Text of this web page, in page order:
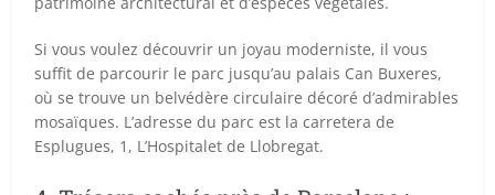
Si vous voulez découvrir un joyau moderniste, il vous
suffit de parcourir le parc jusqu’au palais Can Buxeres,
où se trouve un belvédère circulaire décoré d’admirables
mosaïques. L’adresse du parc est la carretera de
Esplugues, 1, L’Hospitalet de Llobregat.